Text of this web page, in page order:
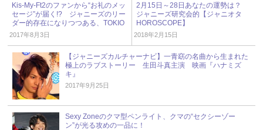
Kis-My-Ft2のファンから“お礼のメッ
セージ”が届く!? ジャニーズのリー
ダー的存在になりつつある、TOKIO
国分太一
2017年8月3日
2月15日～28日あなたの運勢は？
ジャニーズ研究会的【ジャニオタ
HOROSCOPE】
2018年2月15日
【ジャニーズカルチャーナビ】一青窈の名曲から生まれた
極上のラブストーリー 生田斗真主演 映画『ハナミズ
キ』
2017年9月25日
Sexy Zoneのクマ型ペンライト、クマの“セクシーゾー
ン”が光る攻めの一品に！